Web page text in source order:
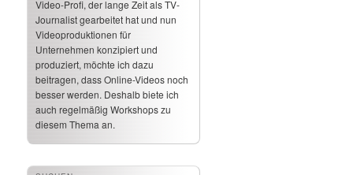
Video-Profi, der lange Zeit als TV-
Journalist gearbeitet hat und nun
Videoproduktionen für
Unternehmen konzipiert und
produziert, möchte ich dazu
beitragen, dass Online-Videos noch
besser werden. Deshalb biete ich
auch regelmäßig Workshops zu
diesem Thema an.